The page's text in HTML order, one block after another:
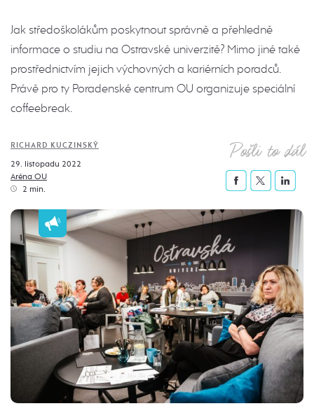
Jak středoškolákům poskytnout správně a přehledně
informace o studiu na Ostravské univerzitě? Mimo jiné také
prostřednictvím jejich výchovných a kariérních poradců.
Právě pro ty Poradenské centrum OU organizuje speciální
coffeebreak.
RICHARD KUCZINSKÝ
29. listopadu 2022
Aréna OU
2 min.
Pošli to dál